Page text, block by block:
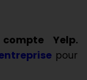
Yelp.
pour